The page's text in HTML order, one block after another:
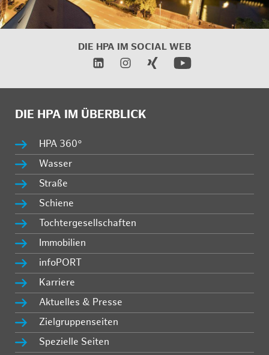
DIE HPA IM SOCIAL WEB
DIE HPA IM ÜBERBLICK
HPA 360°
Wasser
Straße
Schiene
Tochtergesellschaften
Immobilien
infoPORT
Karriere
Aktuelles & Presse
Zielgruppenseiten
Spezielle Seiten